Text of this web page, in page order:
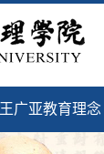
王广亚教育理念